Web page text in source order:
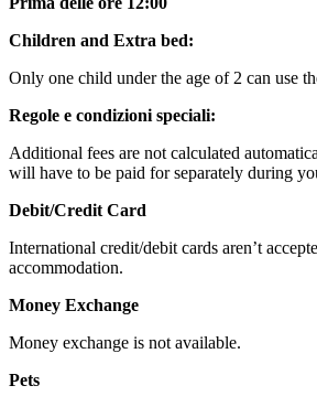
Children and Extra bed:
Only one child under the age of 2 can use
Regole e condizioni speciali:
Additional fees are not calculated
will have to be paid for separately during
Debit/Credit Card
International credit/debit cards aren’t
accommodation.
Money Exchange
Money exchange is not available.
Pets